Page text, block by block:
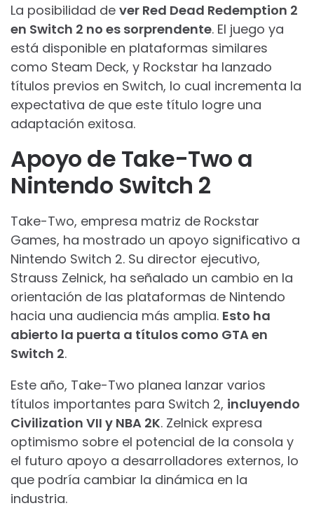
La posibilidad de ver Red Dead Redemption 2
en Switch 2 no es sorprendente. El juego ya
está disponible en plataformas similares
como Steam Deck, y Rockstar ha lanzado
títulos previos en Switch, lo cual incrementa la
expectativa de que este título logre una
adaptación exitosa.
Apoyo de Take-Two a
Nintendo Switch 2
Take-Two, empresa matriz de Rockstar
Games, ha mostrado un apoyo significativo a
Nintendo Switch 2. Su director ejecutivo,
Strauss Zelnick, ha señalado un cambio en la
orientación de las plataformas de Nintendo
hacia una audiencia más amplia. Esto ha
abierto la puerta a títulos como GTA en
Switch 2.
Este año, Take-Two planea lanzar varios
títulos importantes para Switch 2, incluyendo
Civilization VII y NBA 2K. Zelnick expresa
optimismo sobre el potencial de la consola y
el futuro apoyo a desarrolladores externos, lo
que podría cambiar la dinámica en la
industria.